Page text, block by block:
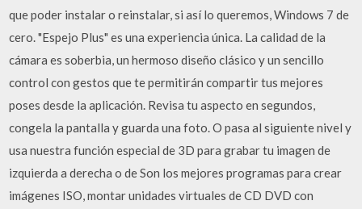
que poder instalar o reinstalar, si así lo queremos, Windows 7 de
cero. "Espejo Plus" es una experiencia única. La calidad de la
cámara es soberbia, un hermoso diseño clásico y un sencillo
control con gestos que te permitirán compartir tus mejores
poses desde la aplicación. Revisa tu aspecto en segundos,
congela la pantalla y guarda una foto. O pasa al siguiente nivel y
usa nuestra función especial de 3D para grabar tu imagen de
izquierda a derecha o de Son los mejores programas para crear
imágenes ISO, montar unidades virtuales de CD DVD con